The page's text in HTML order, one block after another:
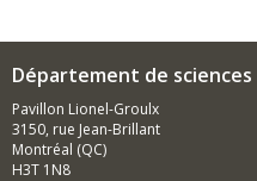
Département de
Pavillon Lionel-Groulx
3150, rue Jean-Brillant
Montréal (QC)
H3T 1N8